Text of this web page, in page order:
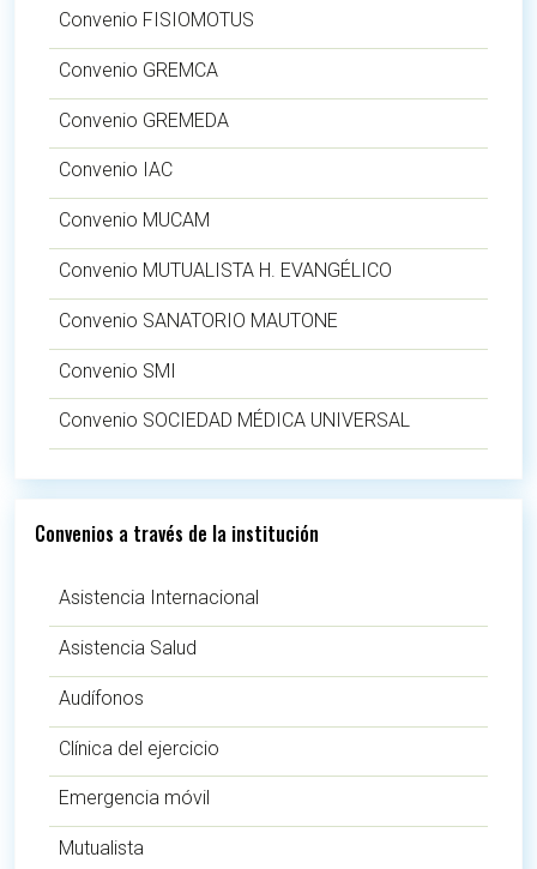
Convenio FISIOMOTUS
Convenio GREMCA
Convenio GREMEDA
Convenio IAC
Convenio MUCAM
Convenio MUTUALISTA H. EVANGÉLICO
Convenio SANATORIO MAUTONE
Convenio SMI
Convenio SOCIEDAD MÉDICA UNIVERSAL
Convenios a través de la institución
Asistencia Internacional
Asistencia Salud
Audífonos
Clínica del ejercicio
Emergencia móvil
Mutualista